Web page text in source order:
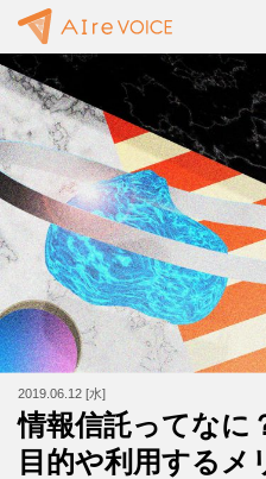
2019.06.12 [水]
情報信託ってなに
目的や利用する